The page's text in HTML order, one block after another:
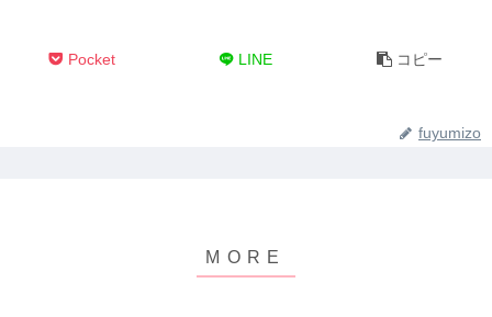
Pocket LINE コピー
fuyumizo